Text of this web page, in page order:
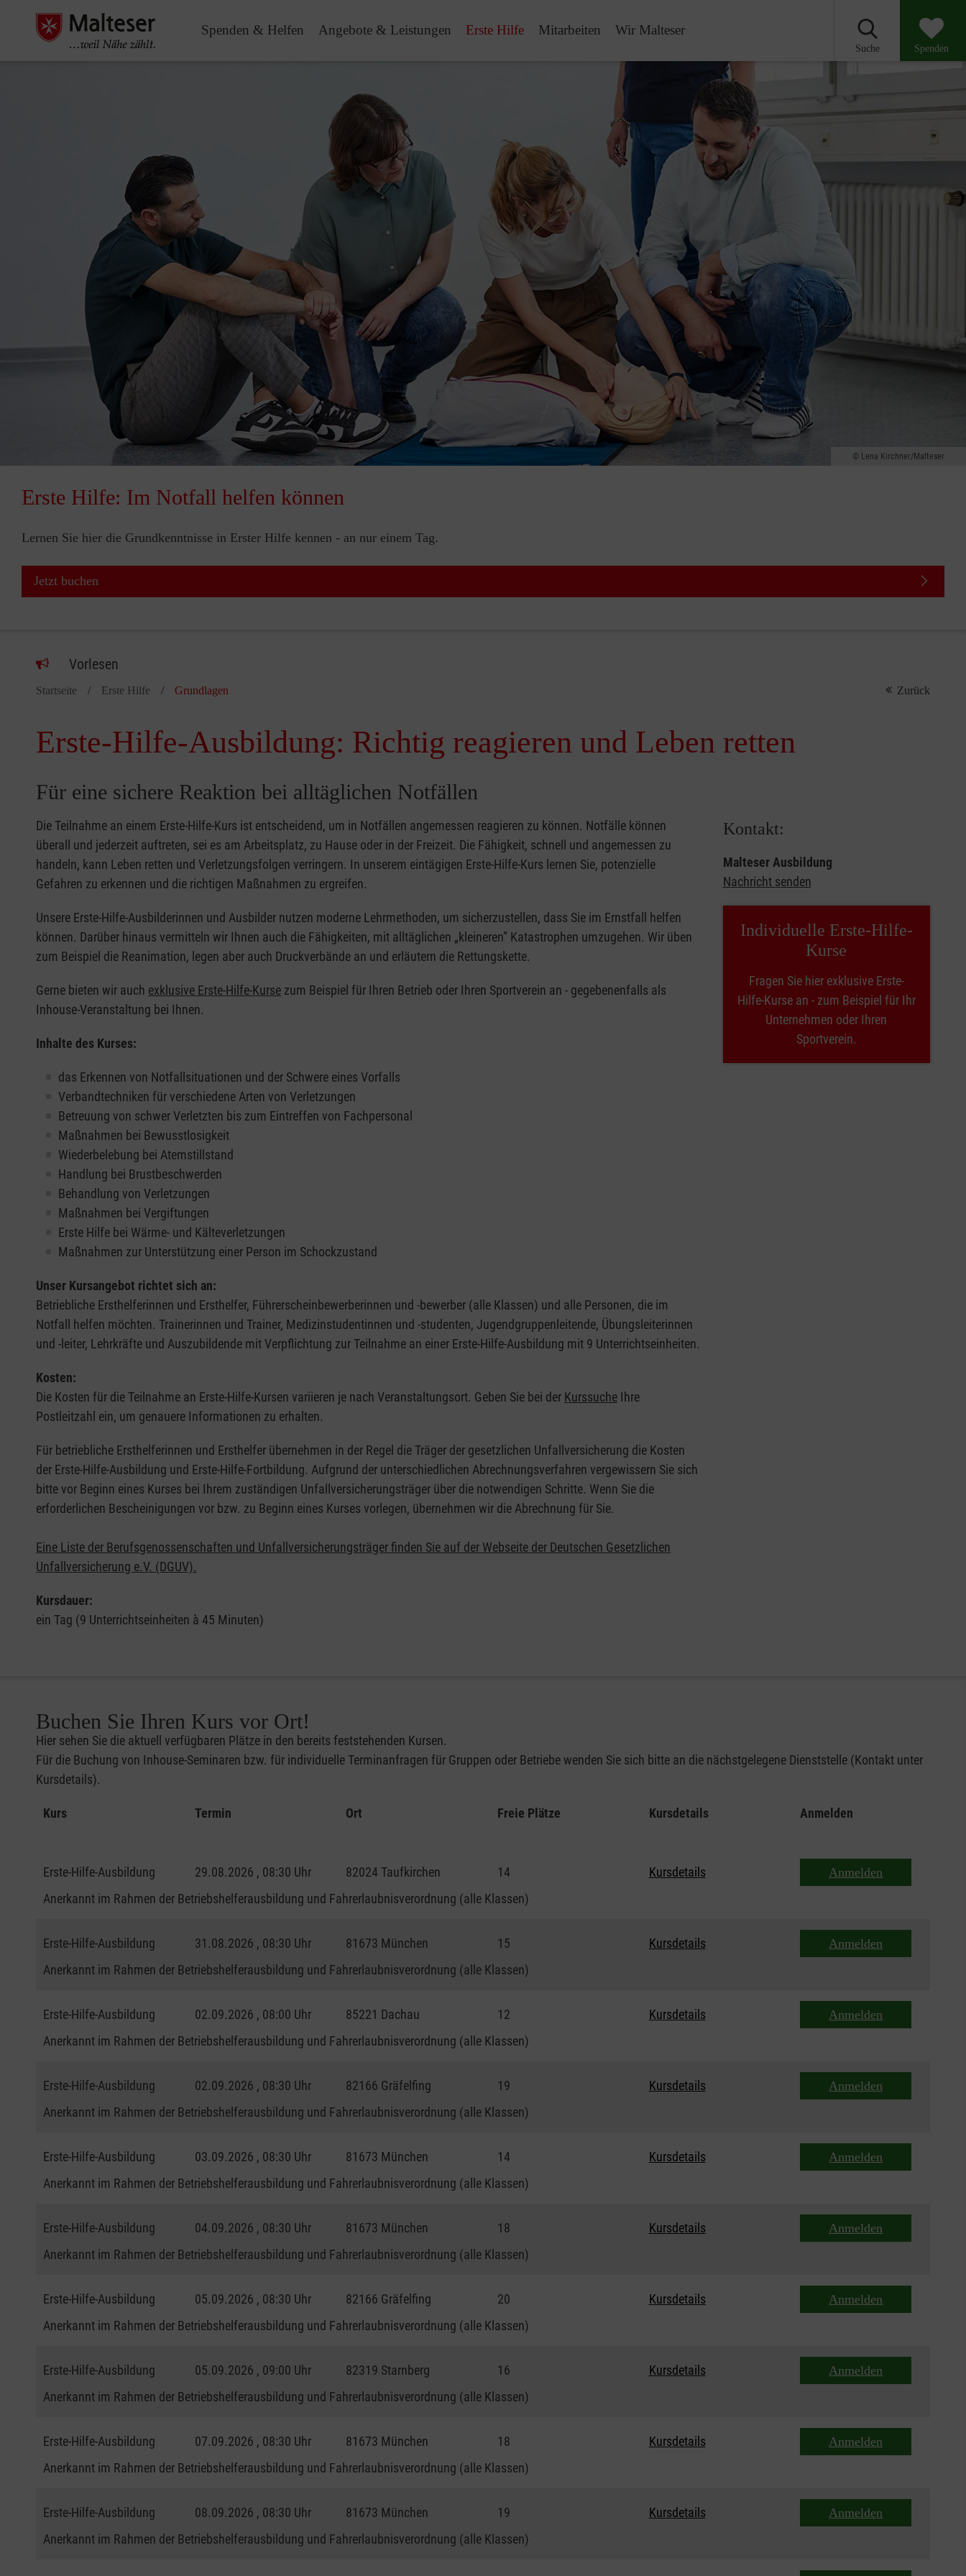
Spenden & Helfen Angebote & Leistungen Erste Hilfe Mitarbeiten Wir Malteser
Suche Spenden
Lena Kirchner/Malteser
Erste Hilfe: Im Notfall helfen können
Lernen Sie hier die Grundkenntnisse in Erster Hilfe kennen - an nur einem Tag.
Jetzt buchen
Vorlesen
Startseite Erste Hilfe Grundlagen Zurück
Erste-Hilfe-Ausbildung: Richtig reagieren und Leben retten
Für eine sichere Reaktion bei alltäglichen Notfällen
Die Teilnahme an einem Erste-Hilfe-Kurs ist entscheidend, um in Notfällen angemessen reagieren zu können. Notfälle können
überall und jederzeit auftreten, sei es am Arbeitsplatz, zu Hause oder in der Freizeit. Die Fähigkeit, schnell und angemessen zu
handeln, kann Leben retten und Verletzungsfolgen verringern. In unserem eintägigen Erste-Hilfe-Kurs lernen Sie, potenzielle
Gefahren zu erkennen und die richtigen Maßnahmen zu ergreifen.
Unsere Erste-Hilfe-Ausbilderinnen und Ausbilder nutzen moderne Lehrmethoden, um sicherzustellen, dass Sie im Ernstfall helfen
können. Darüber hinaus vermitteln wir Ihnen auch die Fähigkeiten, mit alltäglichen „kleineren” Katastrophen umzugehen. Wir üben
zum Beispiel die Reanimation, legen aber auch Druckverbände an und erläutern die Rettungskette.
Gerne bieten wir auch exklusive Erste-Hilfe-Kurse zum Beispiel für Ihren Betrieb oder Ihren Sportverein an - gegebenenfalls als
Inhouse-Veranstaltung bei Ihnen.
Inhalte des Kurses:
das Erkennen von Notfallsituationen und der Schwere eines Vorfalls
Verbandtechniken für verschiedene Arten von Verletzungen
Betreuung von schwer Verletzten bis zum Eintreffen von Fachpersonal
Maßnahmen bei Bewusstlosigkeit
Wiederbelebung bei Atemstillstand
Handlung bei Brustbeschwerden
Behandlung von Verletzungen
Maßnahmen bei Vergiftungen
Erste Hilfe bei Wärme- und Kälteverletzungen
Maßnahmen zur Unterstützung einer Person im Schockzustand
Unser Kursangebot richtet sich an:
Betriebliche Ersthelferinnen und Ersthelfer, Führerscheinbewerberinnen und -bewerber (alle Klassen) und alle Personen, die im
Notfall helfen möchten. Trainerinnen und Trainer, Medizinstudentinnen und -studenten, Jugendgruppenleitende, Übungsleiterinnen
und -leiter, Lehrkräfte und Auszubildende mit Verpflichtung zur Teilnahme an einer Erste-Hilfe-Ausbildung mit 9 Unterrichtseinheiten.
Kosten:
Die Kosten für die Teilnahme an Erste-Hilfe-Kursen variieren je nach Veranstaltungsort. Geben Sie bei der Kurssuche Ihre
Postleitzahl ein, um genauere Informationen zu erhalten.
Für betriebliche Ersthelferinnen und Ersthelfer übernehmen in der Regel die Träger der gesetzlichen Unfallversicherung die Kosten
der Erste-Hilfe-Ausbildung und Erste-Hilfe-Fortbildung. Aufgrund der unterschiedlichen Abrechnungsverfahren vergewissern Sie sich
bitte vor Beginn eines Kurses bei Ihrem zuständigen Unfallversicherungsträger über die notwendigen Schritte. Wenn Sie die
erforderlichen Bescheinigungen vor bzw. zu Beginn eines Kurses vorlegen, übernehmen wir die Abrechnung für Sie.
Eine Liste der Berufsgenossenschaften und Unfallversicherungsträger finden Sie auf der Webseite der Deutschen Gesetzlichen
Unfallversicherung e.V. (DGUV).
Kursdauer:
ein Tag (9 Unterrichtseinheiten à 45 Minuten)
Kontakt:
Malteser Ausbildung
Nachricht senden
Individuelle Erste-Hilfe-
Kurse
Fragen Sie hier exklusive Erste-
Hilfe-Kurse an - zum Beispiel für Ihr
Unternehmen oder Ihren
Sportverein.
Buchen Sie Ihren Kurs vor Ort!
Hier sehen Sie die aktuell verfügbaren Plätze in den bereits feststehenden Kursen.
Für die Buchung von Inhouse-Seminaren bzw. für individuelle Terminanfragen für Gruppen oder Betriebe wenden Sie sich bitte an die nächstgelegene Dienststelle (Kontakt unter
Kursdetails).
Kurs Termin Ort Freie Plätze Kursdetails Anmelden
Erste-Hilfe-Ausbildung 29.08.2026 , 08:30 Uhr 82024 Taufkirchen 14 Kursdetails Anmelden
Anerkannt im Rahmen der Betriebshelferausbildung und Fahrerlaubnisverordnung (alle Klassen)
Erste-Hilfe-Ausbildung 31.08.2026 , 08:30 Uhr 81673 München 15 Kursdetails Anmelden
Anerkannt im Rahmen der Betriebshelferausbildung und Fahrerlaubnisverordnung (alle Klassen)
Erste-Hilfe-Ausbildung 02.09.2026 , 08:00 Uhr 85221 Dachau 12 Kursdetails Anmelden
Anerkannt im Rahmen der Betriebshelferausbildung und Fahrerlaubnisverordnung (alle Klassen)
Erste-Hilfe-Ausbildung 02.09.2026 , 08:30 Uhr 82166 Gräfelfing 19 Kursdetails Anmelden
Anerkannt im Rahmen der Betriebshelferausbildung und Fahrerlaubnisverordnung (alle Klassen)
Erste-Hilfe-Ausbildung 03.09.2026 , 08:30 Uhr 81673 München 14 Kursdetails Anmelden
Anerkannt im Rahmen der Betriebshelferausbildung und Fahrerlaubnisverordnung (alle Klassen)
Erste-Hilfe-Ausbildung 04.09.2026 , 08:30 Uhr 81673 München 18 Kursdetails Anmelden
Anerkannt im Rahmen der Betriebshelferausbildung und Fahrerlaubnisverordnung (alle Klassen)
Erste-Hilfe-Ausbildung 05.09.2026 , 08:30 Uhr 82166 Gräfelfing 20 Kursdetails Anmelden
Anerkannt im Rahmen der Betriebshelferausbildung und Fahrerlaubnisverordnung (alle Klassen)
Erste-Hilfe-Ausbildung 05.09.2026 , 09:00 Uhr 82319 Starnberg 16 Kursdetails Anmelden
Anerkannt im Rahmen der Betriebshelferausbildung und Fahrerlaubnisverordnung (alle Klassen)
Erste-Hilfe-Ausbildung 07.09.2026 , 08:30 Uhr 81673 München 18 Kursdetails Anmelden
Anerkannt im Rahmen der Betriebshelferausbildung und Fahrerlaubnisverordnung (alle Klassen)
Erste-Hilfe-Ausbildung 08.09.2026 , 08:30 Uhr 81673 München 19 Kursdetails Anmelden
Anerkannt im Rahmen der Betriebshelferausbildung und Fahrerlaubnisverordnung (alle Klassen)